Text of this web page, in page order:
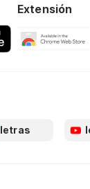
Extensión
letras